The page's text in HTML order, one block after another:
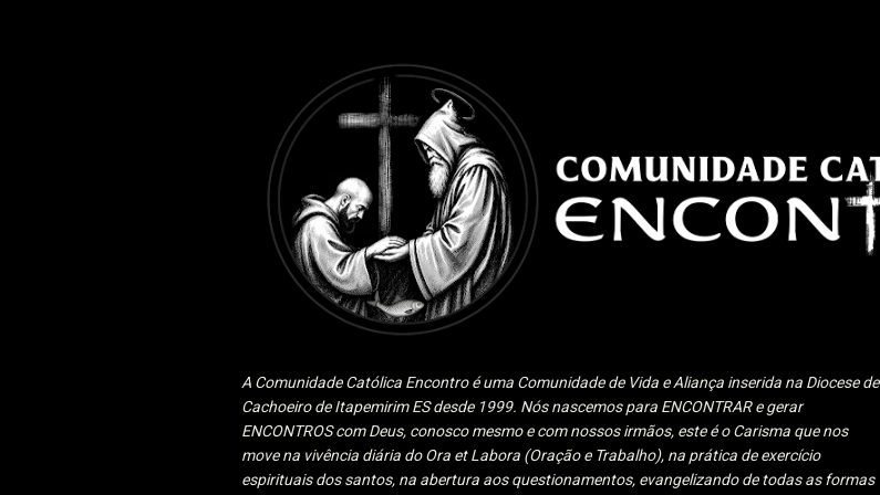
A Comunidade Católica Encontro é uma Comunidade de Vida e Aliança inserida na Diocese de
Cachoeiro de Itapemirim ES desde 1999. Nós nascemos para ENCONTRAR e gerar
ENCONTROS com Deus, conosco mesmo e com nossos irmãos, este é o Carisma que nos
move na vivência diária do Ora et Labora (Oração e Trabalho), na prática de exercício
espirituais dos santos, na abertura aos questionamentos, evangelizando de todas as formas